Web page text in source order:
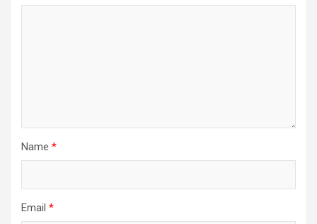
Name *
Email *